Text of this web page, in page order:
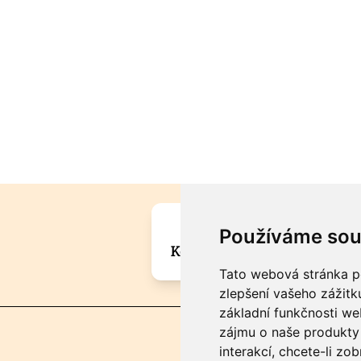
Používáme
Tato webová stránka
zlepšení vašeho
základní funkčnosti
zájmu o naše
interakcí, chcete-li
Máte zajímavou
Kontaktujte šéfredaktora